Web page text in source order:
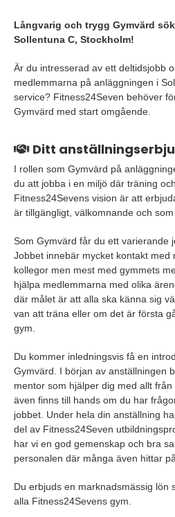
Långvarig och trygg Gymvärd
Sollentuna C, Stockholm!
Är du intresserad av ett deltidsjobb
medlemmarna på anläggningen i
service? Fitness24Seven behöver
Gymvärd med start omgående.
Ditt
I rollen som Gymvärd på
du att jobba i en miljö där träning
Fitness24Sevens vision är att
är tillgängligt, välkomnande och
Som Gymvärd får du ett varierande
Jobbet innebär mycket kontakt med
kollegor men mest med gymmets
hjälpa medlemmarna med olika
där målet är att alla ska känna sig
van att träna eller om det är första
gym.
Du kommer inledningsvis få en
Gymvärd. I början av anställningen
mentor som hjälper dig med allt
även finns till hands om du har
jobbet. Under hela din anställning
del av Fitness24Seven
har vi en god gemenskap och bra
personalen där många även hittar
Du erbjuds en marknadsmässig lön
alla Fitness24Sevens gym.